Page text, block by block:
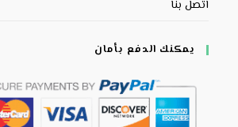
اتصل بنا
يمكنك الدفع بأمان